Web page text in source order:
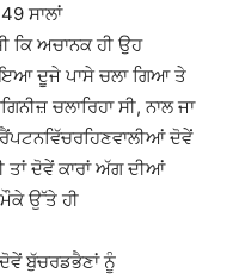
ਸਾਲਾਂ
ਕਿ ਅਚਾਨਕ ਹੀ ਉਹ
ਦੂਜੇ ਪਾਸੇ ਚਲਾ ਗਿਆ ਤੇ
ਚਲਾਰਿਹਾ ਸੀ, ਨਾਲ ਜਾ
ਦੋਵੇਂ
ਦੋਵੇਂ ਕਾਰਾਂ ਅੱਗ ਦੀਆਂ
ਉੱਤੇ ਹੀ
ਬੁੱਚਰਡਭੈਣਾਂ ਨੂੰ